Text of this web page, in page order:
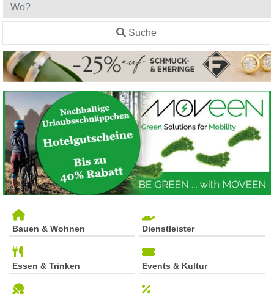
Suche
Bauen & Wohnen Dienstleister
Essen & Trinken Events & Kultur